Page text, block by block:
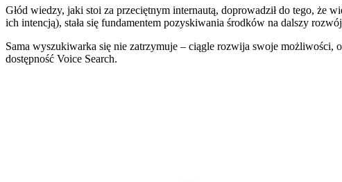
Głód wiedzy, jaki stoi za przeciętnym internautą, doprowadził do tego, że
ich intencją), stała się fundamentem pozyskiwania środków na dalszy
Sama wyszukiwarka się nie zatrzymuje – ciągle rozwija swoje
dostępność Voice Search.